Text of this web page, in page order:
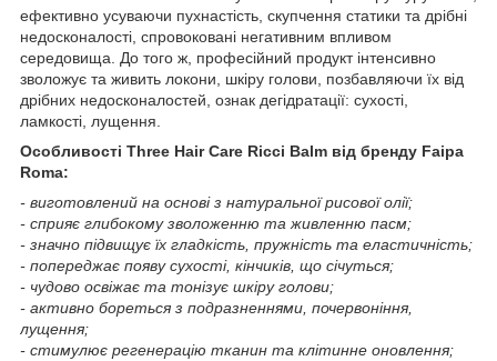
ефективно усуваючи пухнастість, скупчення статики та дрібні
недосконалості, спровоковані негативним впливом
середовища. До того ж, професійний продукт інтенсивно
зволожує та живить локони, шкіру голови, позбавляючи їх від
дрібних недосконалостей, ознак дегідратації: сухості,
ламкості, лущення.
Особливості Three Hair Care Ricci Balm від бренду Faipa
Roma:
- виготовлений на основі з натуральної рисової олії;
- сприяє глибокому зволоженню та живленню пасм;
- значно підвищує їх гладкість, пружність та еластичність;
- попереджає появу сухості, кінчиків, що січуться;
- чудово освіжає та тонізує шкіру голови;
- активно бореться з подразненнями, почервоніння,
лущення;
- стимулює регенерацію тканин та клітинне оновлення;